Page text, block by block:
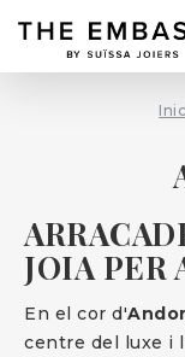
JOIA PER
En el cor d'
centre del luxe i